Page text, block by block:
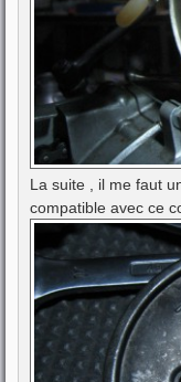
La suite , il me faut
compatible avec ce